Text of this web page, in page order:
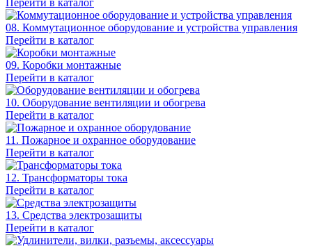
Перейти в каталог
08. Коммутационное оборудование и устройства управления
Перейти в каталог
09. Коробки монтажные
Перейти в каталог
10. Оборудование вентиляции и обогрева
Перейти в каталог
11. Пожарное и охранное оборудование
Перейти в каталог
12. Трансформаторы тока
Перейти в каталог
13. Средства электрозащиты
Перейти в каталог